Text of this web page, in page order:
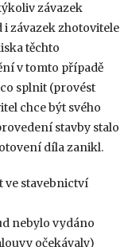
závazek
závazek zhotovitele
těchto
v tomto případě
splnit (provést
chce být svého
stavby stalo
díla zanikl.
ve stavebnictví
nebylo vydáno
očekávaly)